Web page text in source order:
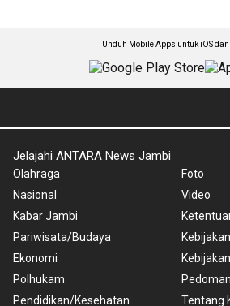
Unduh Mobile Apps untuk iOS
Jelajahi ANTARA News Jambi
Olahraga
Nasional
Kabar Jambi
Pariwisata/Budaya
Ekonomi
Polhukam
Pendidikan/Kesehatan
Foto
Video
Tentang